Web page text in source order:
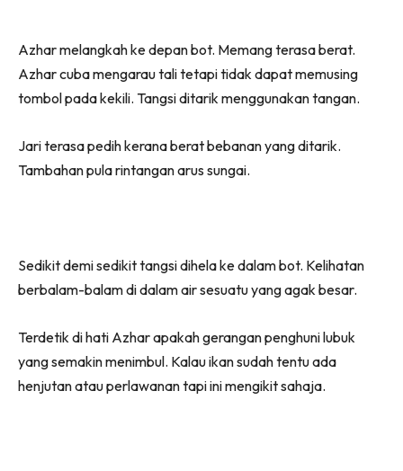
Azhar melangkah ke depan bot. Memang terasa berat.
Azhar cuba mengarau tali tetapi tidak dapat memusing
tombol pada kekili. Tangsi ditarik menggunakan tangan.
Jari terasa pedih kerana berat bebanan yang ditarik.
Tambahan pula rintangan arus sungai.
Sedikit demi sedikit tangsi dihela ke dalam bot. Kelihatan
berbalam-balam di dalam air sesuatu yang agak besar.
Terdetik di hati Azhar apakah gerangan penghuni lubuk
yang semakin menimbul. Kalau ikan sudah tentu ada
henjutan atau perlawanan tapi ini mengikit sahaja.